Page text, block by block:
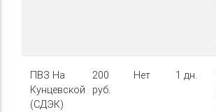
ПВЗ На
Кунцевской
(СДЭК)
200
руб.
Нет 1 дн.